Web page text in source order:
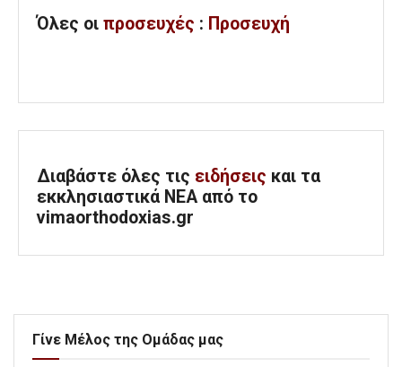
Όλες οι προσευχές : Προσευχή
Διαβάστε όλες τις ειδήσεις και τα
εκκλησιαστικά ΝΕΑ από το
vimaorthodoxias.gr
Γίνε Μέλος της Ομάδας μας